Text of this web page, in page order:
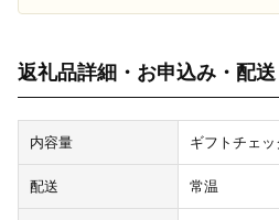
返礼品詳細・お申込み・配送
内容量 ギフトチェ
配送 常温